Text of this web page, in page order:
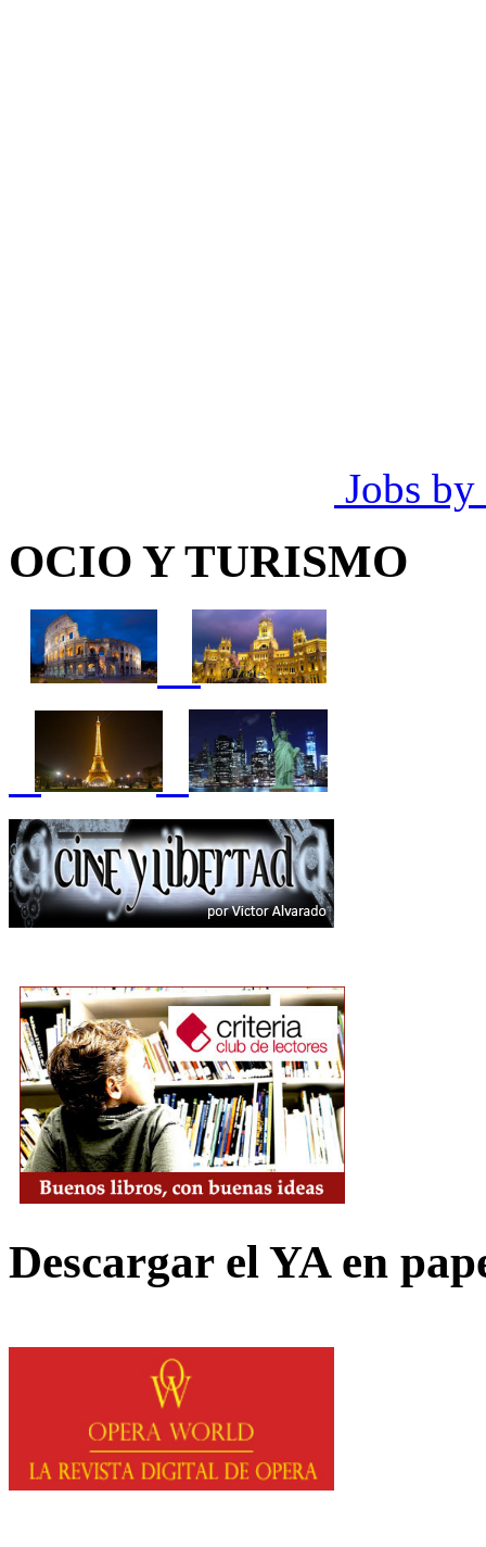
Jobs by
OCIO Y TURISMO
Descargar el YA en